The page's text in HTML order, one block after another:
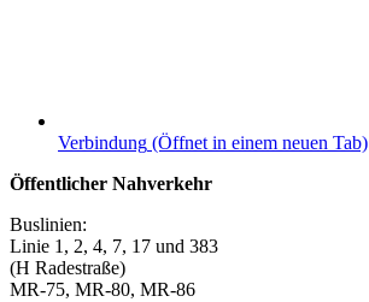
Verbindung (Öffnet in einem neuen Tab)
Öffentlicher Nahverkehr
Buslinien:
Linie 1, 2, 4, 7, 17 und 383
(H Radestraße)
MR-75, MR-80, MR-86